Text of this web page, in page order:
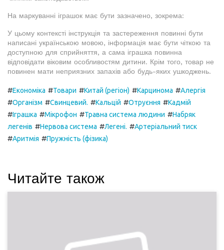
На маркуванні іграшок має бути зазначено, зокрема:
У цьому контексті інструкція та застереження повинні бути
написані українською мовою, інформація має бути чіткою та
доступною для сприйняття, а сама іграшка повинна
відповідати віковим особливостям дитини. Крім того, товар не
повинен мати неприязних запахів або будь-яких ушкоджень.
#Економіка #Товари #Китай (регіон) #Карцинома #Алергія
#Організм #Свинцевий. #Кальцій #Отруєння #Кадмій
#Іграшка #Мікрофон #Травна система людини #Набряк
легенів #Нервова система #Легені. #Артеріальний тиск
#Аритмія #Пружність (фізика)
Читайте також